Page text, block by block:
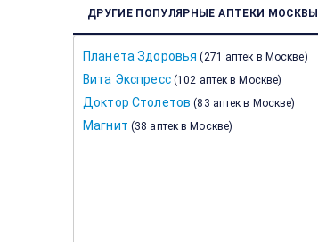
ДРУГИЕ ПОПУЛЯРНЫЕ АПТЕКИ МОСКВЫ
Планета Здоровья (271 аптек в Москве)
Вита Экспресс (102 аптек в Москве)
Доктор Столетов (83 аптек в Москве)
Магнит (38 аптек в Москве)